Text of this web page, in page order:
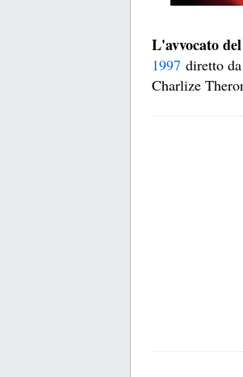
L'avvocato
1997 diretto
Charlize